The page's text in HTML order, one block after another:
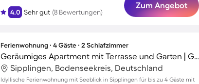
4.0 Sehr gut (8 Bewertungen)
Zum Angebot
Ferienwohnung ∙ 4 Gäste ∙ 2 Schlafzimmer
Geräumiges Apartment mit Terrasse und Garten | Gartenblick
Sipplingen, Bodenseekreis, Deutschland
Idyllische Ferienwohnung mit Seeblick in Sipplingen für bis zu 4 Gäste mit